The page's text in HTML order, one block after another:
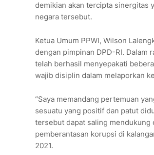
demikian akan tercipta sinergitas
negara tersebut.
Ketua Umum PPWI, Wilson
dengan pimpinan DPD-RI. Dalam
telah berhasil menyepakati
wajib disiplin dalam melaporkan
“Saya memandang pertemuan
sesuatu yang positif dan patut
tersebut dapat saling mendukung
pemberantasan korupsi di
2021.